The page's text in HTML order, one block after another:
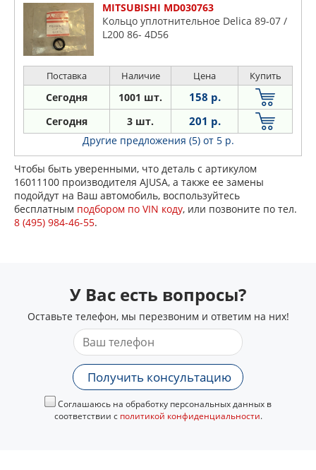
MITSUBISHI MD030763
Кольцо уплотнительное Delica 89-07 /
L200 86- 4D56
Поставка Наличие Цена Купить
Сегодня 1001 шт. 158 р.
Сегодня 3 шт. 201 р.
Другие предложения (5) от 5 р.
Чтобы быть уверенными, что деталь с артикулом
16011100 производителя AJUSA, а также ее замены
подойдут на Ваш автомобиль, воспользуйтесь
бесплатным подбором по VIN коду, или позвоните по тел.
8 (495) 984-46-55.
У Вас есть вопросы?
Оставьте телефон, мы перезвоним и ответим на них!
Получить консультацию
Соглашаюсь на обработку персональных данных в
соответствии с политикой конфиденциальности.